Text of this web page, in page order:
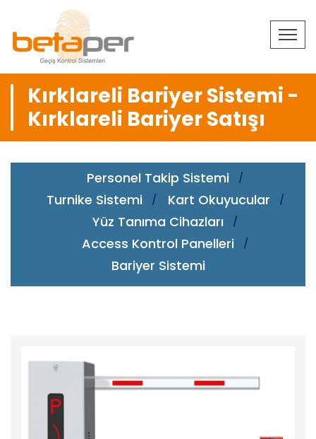
Kırklareli Bariyer Sistemi -
Kırklareli Bariyer Satışı
Personel Takip Sistemi
Turnike Sistemi
Kart Okuyucular
Yüz Tanıma Cihazları
Access Kontrol Panelleri
Bariyer Sistemi